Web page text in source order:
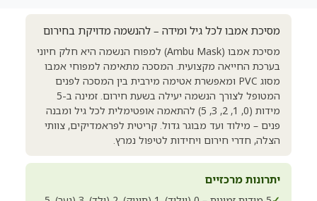
מסיכת אמבו לכל גיל ומידה – להנשמה מדויקת בחירום
מסיכת אמבו (Ambu Mask) למפוח הנשמה היא חלק חיוני
בערכת החייאה מקצועית. המסכה מתאימה למפוחי אמבו
מסוג PVC ומאפשרת אטימה מירבית בין המסכה לפנים
המטופל לצורך הנשמה יעילה בשעת חירום. זמינה ב-5
מידות (0, 1, 2, 3, 5) להתאמה אופטימלית לכל גיל ומבנה
פנים – מילוד ועד מבוגר גדול. קריטית לפראמדיקים, צוותי
הצלה, חדרי חירום ויחידות לטיפול נמרץ.
יתרונות מרכזיים